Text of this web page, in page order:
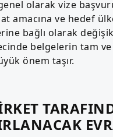
olarak vize
amacına ve hedef
bağlı olarak
belgelerin tam
önem taşır.